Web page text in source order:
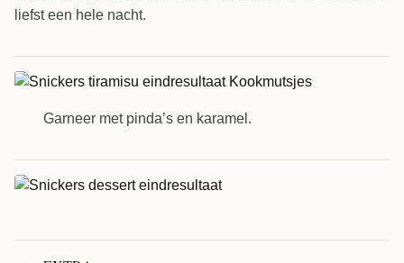
liefst een hele nacht.
Garneer met pinda’s en karamel.